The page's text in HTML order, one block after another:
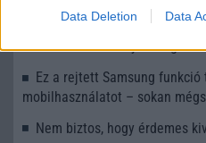
Data Deletion Data
Az Android rejtett
észrevétlenül könnyíti meg a
Ez a rejtett Samsung
mobilhasználatot – sokan
Nem biztos, hogy érdemes